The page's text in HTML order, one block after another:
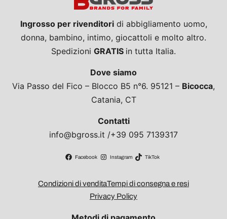
Ingrosso per rivenditoridi abbigliamento uomo,
donna, bambino, intimo, giocattoli e molto altro.
Spedizioni GRATIS in tutta Italia.
Dove siamo
Via Passo del Fico – Blocco B5 n°6. 95121 – Bicocca,
Catania, CT
Contatti
info@bgross.it /+39 095 7139317
Facebook Instagram TikTok
Condizioni di venditaTempi di consegna e resi
Privacy Policy